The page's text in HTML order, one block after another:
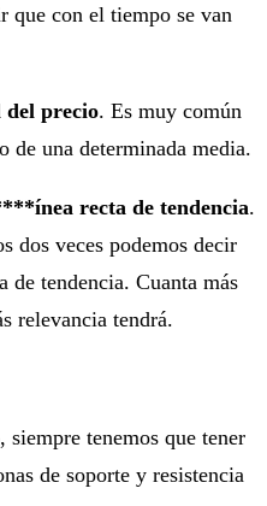
que con el tiempo se van
del precio. Es muy común
de una determinada media.
recta de tendencia.
dos veces podemos decir
de tendencia. Cuanta más
relevancia tendrá.
siempre tenemos que tener
de soporte y resistencia